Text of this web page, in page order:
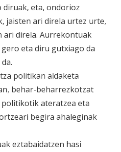
diruak, eta, ondorioz
jaisten ari direla urtez urte,
ari direla. Aurrekontuak
eta diru gutxiago da
politikan aldaketa
behar-beharrezkotzat
ateratzea eta
begira ahaleginak
eztabaidatzen hasi